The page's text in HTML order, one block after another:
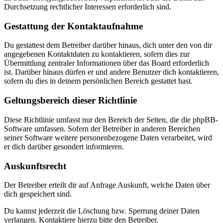
Durchsetzung rechtlicher Interessen erforderlich sind.
Gestattung der Kontaktaufnahme
Du gestattest dem Betreiber darüber hinaus, dich unter den von dir
angegebenen Kontaktdaten zu kontaktieren, sofern dies zur
Übermittlung zentraler Informationen über das Board erforderlich
ist. Darüber hinaus dürfen er und andere Benutzer dich kontaktieren,
sofern du dies in deinem persönlichen Bereich gestattet hast.
Geltungsbereich dieser Richtlinie
Diese Richtlinie umfasst nur den Bereich der Seiten, die die phpBB-
Software umfassen. Sofern der Betreiber in anderen Bereichen
seiner Software weitere personenbezogene Daten verarbeitet, wird
er dich darüber gesondert informieren.
Auskunftsrecht
Der Betreiber erteilt dir auf Anfrage Auskunft, welche Daten über
dich gespeichert sind.
Du kannst jederzeit die Löschung bzw. Sperrung deiner Daten
verlangen. Kontaktiere hierzu bitte den Betreiber.